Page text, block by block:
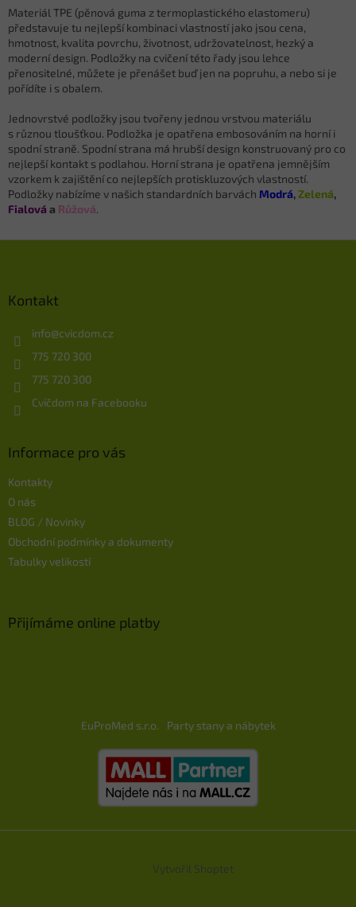
v
k
y
v
ý
s
u
Materiál TPE (pěnová guma z termoplastického elastomeru)
představuje tu nejlepší kombinaci vlastností jako jsou cena,
hmotnost, kvalita povrchu, životnost, udržovatelnost, hezký a
moderní design. Podložky na cvičení této řady jsou lehce
přenositelné, můžete je přenášet buď jen na popruhu, a nebo si je
pořídíte i s obalem.
Jednovrstvé podložky jsou tvořeny jednou vrstvou materiálu
s různou tloušťkou. Podložka je opatřena embosováním na horní i
spodní straně. Spodní strana má hrubší design konstruovaný pro co
nejlepší kontakt s podlahou. Horní strana je opatřena jemnějším
vzorkem k zajištění co nejlepších protiskluzových vlastností.
Podložky nabízíme v našich standardních barvách Modrá,Zelená,
Fialová a Růžová.
Kontakt
info@cvicdom.cz
775 720 300
775 720 300
Cvičdom na Facebooku
Informace pro vás
Kontakty
O nás
BLOG / Novinky
Obchodní podmínky a dokumenty
Tabulky velikostí
Přijímáme online platby
EuProMed s.r.o. Party stany a nábytek
Vytvořil Shoptet